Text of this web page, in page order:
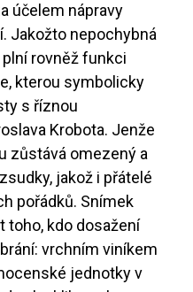
účelem nápravy
Jakožto nepochybná
rovněž funkci
kterou symbolicky
s říznou
Krobota. Jenže
zůstává omezený a
jakož i přátelé
pořádků. Snímek
toho, kdo dosažení
vrchním viníkem
jednotky v